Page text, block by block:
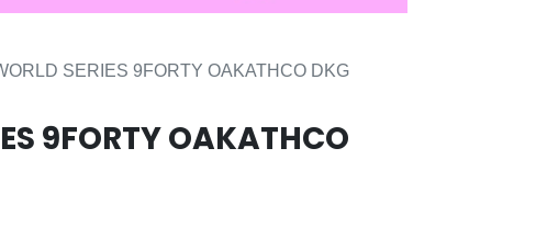
SERIES 9FORTY OAKATHCO DKG
9FORTY OAKATHCO